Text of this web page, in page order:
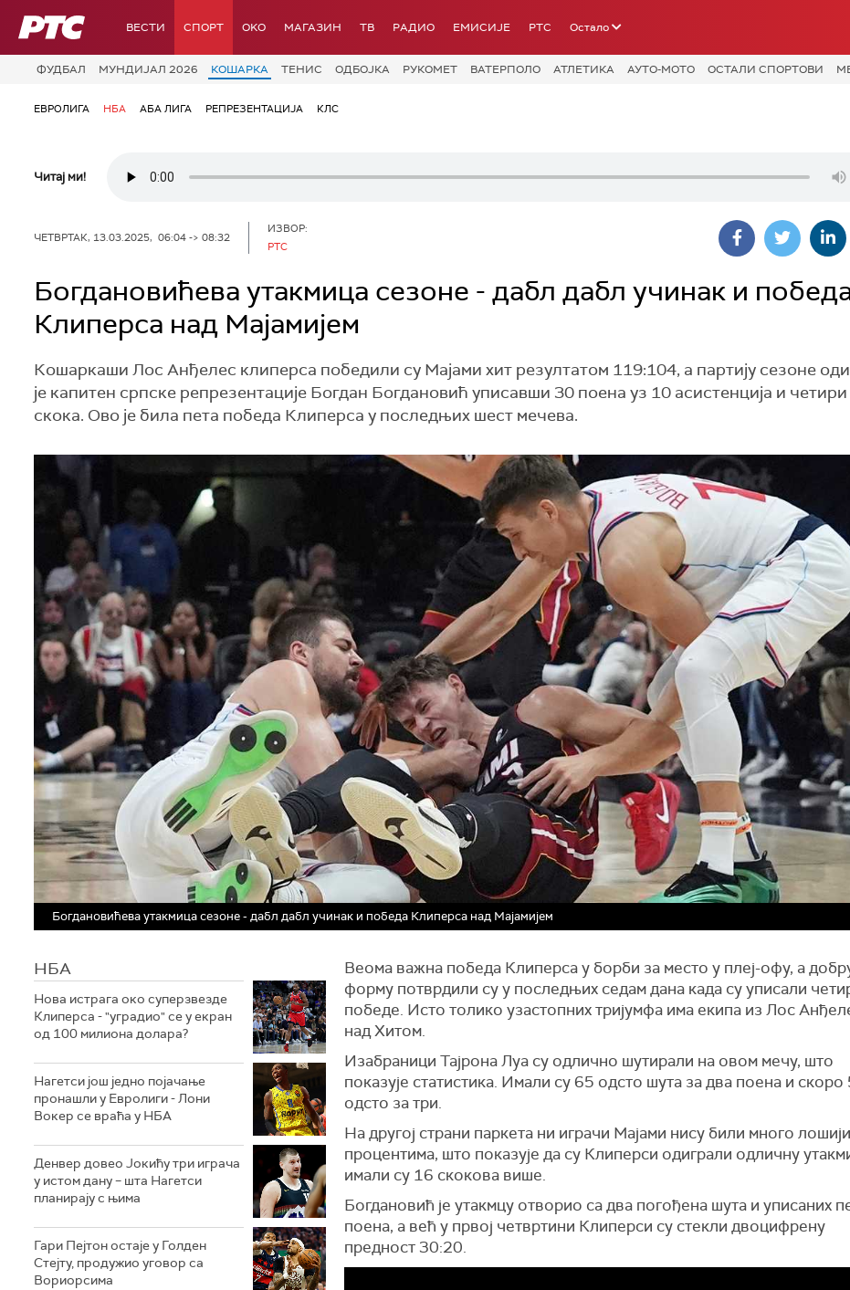
РТС ВЕСТИ СПОРТ OKO МАГАЗИН ТВ РАДИО ЕМИСИЈЕ РТС Остало
ФУДБАЛ МУНДИЈАЛ 2026 КОШАРКА ТЕНИС ОДБОЈКА РУКОМЕТ ВАТЕРПОЛО АТЛЕТИКА АУТО-МОТО ОСТАЛИ СПОРТОВИ
ЕВРОЛИГА НБА АБА ЛИГА РЕПРЕЗЕНТАЦИЈА КЛС
Читај ми!
ЧЕТВРТАК, 13.03.2025, 06:04 -> 08:32
ИЗВОР:
РТС
Богдановићева утакмица сезоне - дабл дабл учинак и
Клиперса над Мајамијем
Кошаркаши Лос Анђелес клиперса победили су Мајами хит резултатом 119:104, а партију сезоне
је капитен српске репрезентације Богдан Богдановић уписавши 30 поена уз 10 асистенција и четири
скока. Ово је била пета победа Клиперса у последњих шест мечева.
Богдановићева утакмица сезоне - дабл дабл учинак и победа Клиперса над Мајамијем
НБА
Нова истрага око суперзвезде
Клиперса - "уградио" се у екран
од 100 милиона долара?
Нагетси још једно појачање
пронашли у Евролиги - Лони
Вокер се враћа у НБА
Денвер довео Јокићу три играча
у истом дану – шта Нагетси
планирају с њима
Гари Пејтон остаје у Голден
Стејту, продужио уговор са
Вориорсима
Веома важна победа Клиперса у борби за место у плеј-офу, а
форму потврдили су у последњих седам дана када су уписали
победе. Исто толико узастопних тријумфа има екипа из Лос
над Хитом.
Изабраници Тајрона Луа су одлично шутирали на овом мечу, што
показује статистика. Имали су 65 одсто шута за два поена и скоро
одсто за три.
На другој страни паркета ни играчи Мајами нису били много
процентима, што показује да су Клиперси одиграли одличну
имали су 16 скокова више.
Богдановић је утакмцу отворио са два погођена шута и уписаних
поена, а већ у првој четвртини Клиперси су стекли двоцифрену
предност 30:20.